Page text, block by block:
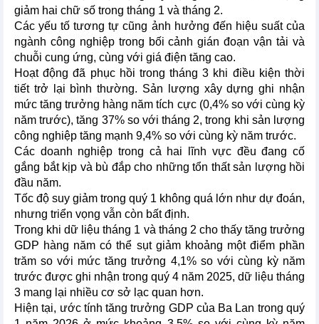
giảm hai chữ số trong tháng 1 và tháng 2.
Các yếu tố tương tự cũng ảnh hưởng đến hiệu suất của
ngành công nghiệp trong bối cảnh gián đoạn vận tải và
chuỗi cung ứng, cùng với giá điện tăng cao.
Hoạt động đã phục hồi trong tháng 3 khi điều kiện thời
tiết trở lại bình thường. Sản lượng xây dựng ghi nhận
mức tăng trưởng hàng năm tích cực (0,4% so với cùng kỳ
năm trước), tăng 37% so với tháng 2, trong khi sản lượng
công nghiệp tăng mạnh 9,4% so với cùng kỳ năm trước.
Các doanh nghiệp trong cả hai lĩnh vực đều đang cố
gắng bắt kịp và bù đắp cho những tổn thất sản lượng hồi
đầu năm.
Tốc độ suy giảm trong quý 1 không quá lớn như dự đoán,
nhưng triển vọng vẫn còn bất định.
Trong khi dữ liệu tháng 1 và tháng 2 cho thấy tăng trưởng
GDP hàng năm có thể sụt giảm khoảng một điểm phần
trăm so với mức tăng trưởng 4,1% so với cùng kỳ năm
trước được ghi nhận trong quý 4 năm 2025, dữ liệu tháng
3 mang lại nhiều cơ sở lạc quan hơn.
Hiện tại, ước tính tăng trưởng GDP của Ba Lan trong quý